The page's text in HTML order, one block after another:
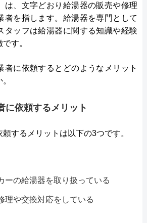
は、文字どおり給湯器の販売や修理
者を指します。給湯器を専門として
タッフは給湯器に関する知識や経験
す。
者に依頼するとどのようなメリット
に依頼するメリット
するメリットは以下の3つです。
ーの給湯器を取り扱っている
理や交換対応をしている